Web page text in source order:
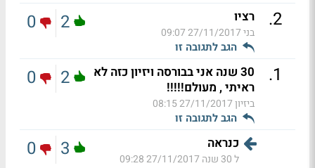
2
. רציו
בני27/11/2017 09:07
הגב לתגובה זו
2
0
1
.
30 שנה אני בבורסה ויזיון כזה לא
ראיתי , מעולם!!!!!
ביזיון27/11/2017 08:15
הגב לתגובה זו
2
0
כנראה
ל 30 שנה 27/11/2017 09:28
3
0